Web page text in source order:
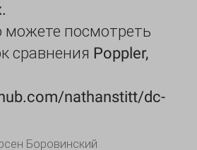
можете посмотреть
сравнения Poppler,
nathanstitt/dc-
Боровинский